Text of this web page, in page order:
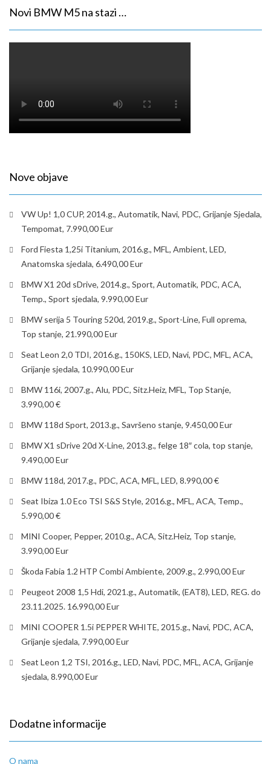
Novi BMW M5 na stazi …
Nove objave
VW Up! 1,0 CUP, 2014.g., Automatik, Navi, PDC, Grijanje Sjedala,
Tempomat, 7.990,00 Eur
Ford Fiesta 1,25i Titanium, 2016.g., MFL, Ambient, LED,
Anatomska sjedala, 6.490,00 Eur
BMW X1 20d sDrive, 2014.g., Sport, Automatik, PDC, ACA,
Temp., Sport sjedala, 9.990,00 Eur
BMW serija 5 Touring 520d, 2019.g., Sport-Line, Full oprema,
Top stanje, 21.990,00 Eur
Seat Leon 2,0 TDI, 2016.g., 150KS, LED, Navi, PDC, MFL, ACA,
Grijanje sjedala, 10.990,00 Eur
BMW 116i, 2007.g., Alu, PDC, Sitz.Heiz, MFL, Top Stanje,
3.990,00 €
BMW 118d Sport, 2013.g., Savršeno stanje, 9.450,00 Eur
BMW X1 sDrive 20d X-Line, 2013.g., felge 18″ cola, top stanje,
9.490,00 Eur
BMW 118d, 2017.g., PDC, ACA, MFL, LED, 8.990,00 €
Seat Ibiza 1.0 Eco TSI S&S Style, 2016.g., MFL, ACA, Temp.,
5.990,00 €
MINI Cooper, Pepper, 2010.g., ACA, Sitz.Heiz, Top stanje,
3.990,00 Eur
Škoda Fabia 1.2 HTP Combi Ambiente, 2009.g., 2.990,00 Eur
Peugeot 2008 1,5 Hdi, 2021.g., Automatik, (EAT8), LED, REG. do
23.11.2025. 16.990,00 Eur
MINI COOPER 1.5i PEPPER WHITE, 2015.g., Navi, PDC, ACA,
Grijanje sjedala, 7.990,00 Eur
Seat Leon 1,2 TSI, 2016.g., LED, Navi, PDC, MFL, ACA, Grijanje
sjedala, 8.990,00 Eur
Dodatne informacije
O nama